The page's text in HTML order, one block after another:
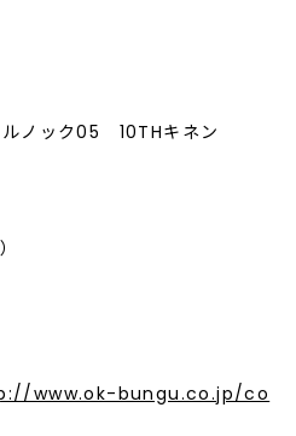
ノック05 10THキネン
www.ok-bungu.co.jp/co